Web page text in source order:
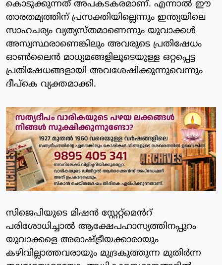
കൊടുക്കുന്നത് അപകടകരമാണ്. എന്നാൽ ഈ
താരതമ്യത്തിന് പ്രസക്തിയില്ലെന്നും ഇന്ത്യയിലെ
സാഹചര്യം വ്യത്യസ്‌തമാണെന്നും യുവാക്കൾ
അസ്വസ്ഥരാണെങ്കിലും അവരുടെ പ്രതിഷേധം
ഓൺലൈൻ മാധ്യമങ്ങളിലൂടെയുള്ള ഒറ്റപ്പെട്ട
പ്രതിഷേധങ്ങളായി അവശേഷിക്കുന്നുവെന്നും
ദീപ്കെ വ്യക്തമാക്കി.
സിജെപിയുടെ മിഷൻ സ്റ്റേറ്റ്മെൻറ്
പരിശോധിച്ചാൽ ആക്ഷേപഹാസ്യത്തിനപ്പുറം
യുവാക്കളെ അരാഷ്ട്രീയക്കാരായും
കഴിവില്ലാത്തവരായും മുദ്രകുത്തുന്ന മുതിർന്ന